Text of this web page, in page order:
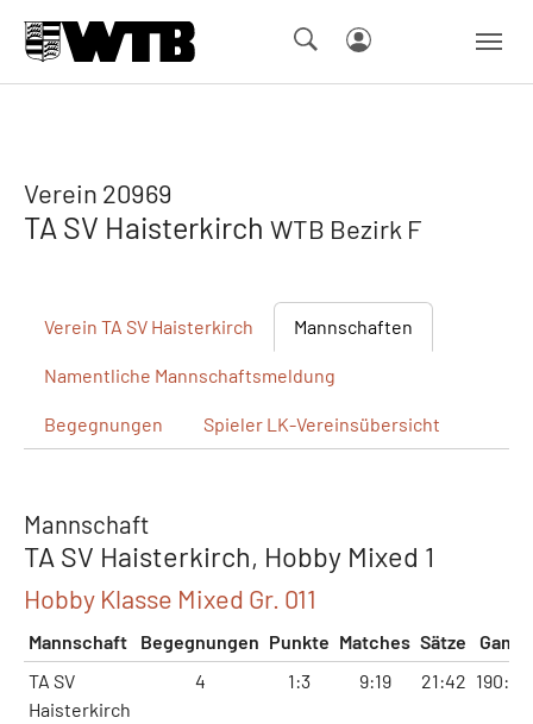
Verein 20969
TA SV Haisterkirch WTB Bezirk F
Verein TA SV Haisterkirch Mannschaften
Namentliche Mannschaftsmeldung
Begegnungen Spieler LK-Vereinsübersicht
Mannschaft
TA SV Haisterkirch, Hobby Mixed 1
Hobby Klasse Mixed Gr. 011
Mannschaft Begegnungen Punkte Matches Sätze
TA SV
Haisterkirch
4 1:3 9:19 21:42